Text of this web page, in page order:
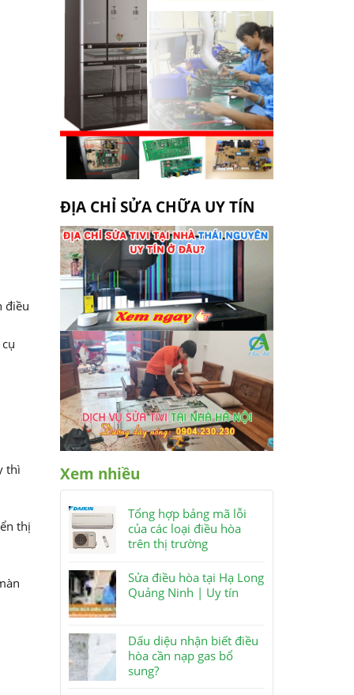
điều
thì
thị
ĐỊA CHỈ SỬA CHỮA UY TÍN
Xem nhiều
Tổng hợp bảng mã lỗi
của các loại điều hòa
trên thị trường
Sửa điều hòa tại Hạ Long
Quảng Ninh | Uy tín
Dấu diệu nhận biết điều
hòa cần nạp gas bổ
sung?